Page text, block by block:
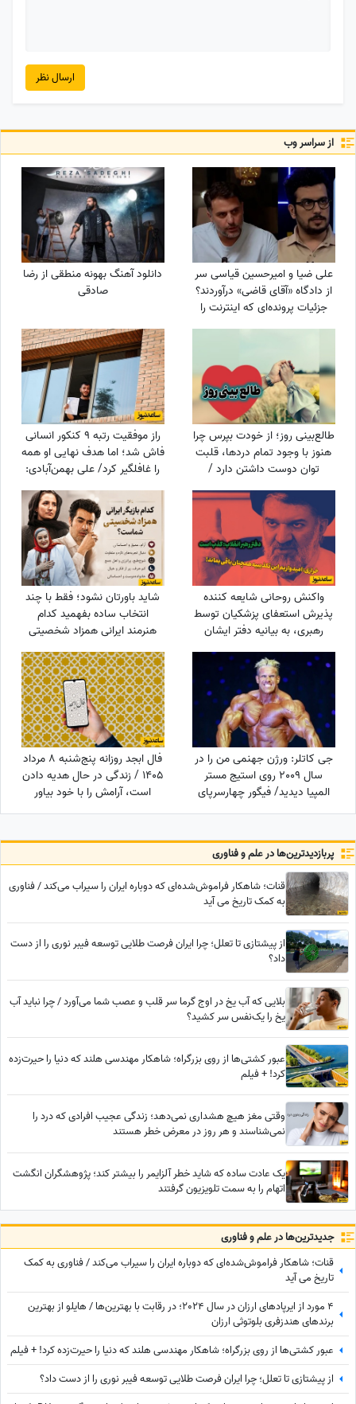
ارسال نظر
از سراسر وب
علی ضیا و امیرحسین قیاسی سر
از دادگاه «آقای قاضی» درآوردند؟
جزئیات پرونده‌ای که اینترنت را
ترکاند!
دانلود آهنگ بهونه منطقی از رضا
صادقی
طالع‌بینی روز؛ از خودت بپرس چرا
هنوز با وجود تمام دردها، قلبت
توان دوست داشتن دارد /
یک‌شنبه 18 مرداد 1405
راز موفقیت رتبه 9 کنکور انسانی
فاش شد؛ اما هدف نهایی او همه
را غافلگیر کرد/ علی بهمن‌آبادی:
می‌خواهم جانم را ...
واکنش روحانی شایعه کننده
پذیرش استعفای پزشکیان توسط
رهبری، به بیانیه دفتر ایشان
شاید باورتان نشود؛ فقط با چند
انتخاب ساده بفهمید کدام
هنرمند ایرانی همزاد شخصیتی
شماست! از شوخ‌طبعی نعیمه
نظام‌دوست تا احساسات عمیق
شهاب حسینی؛ شما شبیه
کدام‌یک هستید؟
جی کاتلر: ورژن جهنمی من را در
سال 2009 روی استیج مستر
المپیا دیدید/ فیگور چهارسرپای
من تکرارنشدنی است +فیلم
فال ابجد روزانه پنج‌شنبه 8 مرداد
1405 / زندگی در حال هدیه دادن
است، آرامش را با خود بیاور
پربازدید‌ترین‌ها در علم و فناوری
قنات؛ شاهکار فراموش‌شده‌ای که دوباره ایران را سیراب می‌کند / فناوری
به کمک تاریخ می آید
از پیشتازی تا تعلل؛ چرا ایران فرصت طلایی توسعه فیبر نوری را از دست
داد؟
بلایی که آب یخ در اوج گرما سر قلب و عصب شما می‌آورد / چرا نباید آب
یخ را یک‌نفس سر کشید؟
عبور کشتی‌ها از روی بزرگراه؛ شاهکار مهندسی هلند که دنیا را حیرت‌زده
کرد! + فیلم
وقتی مغز هیچ هشداری نمی‌دهد؛ زندگی عجیب افرادی که درد را
نمی‌شناسند و هر روز در معرض خطر هستند
یک عادت ساده که شاید خطر آلزایمر را بیشتر کند؛ پژوهشگران انگشت
اتهام را به سمت تلویزیون گرفتند
جدید‌ترین‌ها در علم و فناوری
قنات؛ شاهکار فراموش‌شده‌ای که دوباره ایران را سیراب می‌کند / فناوری به کمک
تاریخ می آید
4 مورد از ایرپادهای ارزان در سال 2024؛ در رقابت با بهترین‌ها / هایلو از بهترین
برندهای هندزفری بلوتوثی ارزان
عبور کشتی‌ها از روی بزرگراه؛ شاهکار مهندسی هلند که دنیا را حیرت‌زده کرد! + فیلم
از پیشتازی تا تعلل؛ چرا ایران فرصت طلایی توسعه فیبر نوری را از دست داد؟